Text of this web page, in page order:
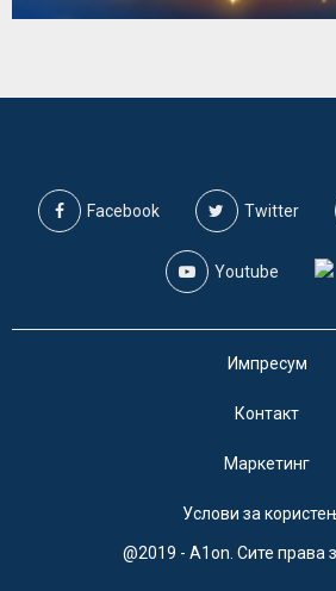
Facebook Twitter
Youtube
Импресум
Контакт
Маркетинг
Услови за
@2019 - A1on. Сите права